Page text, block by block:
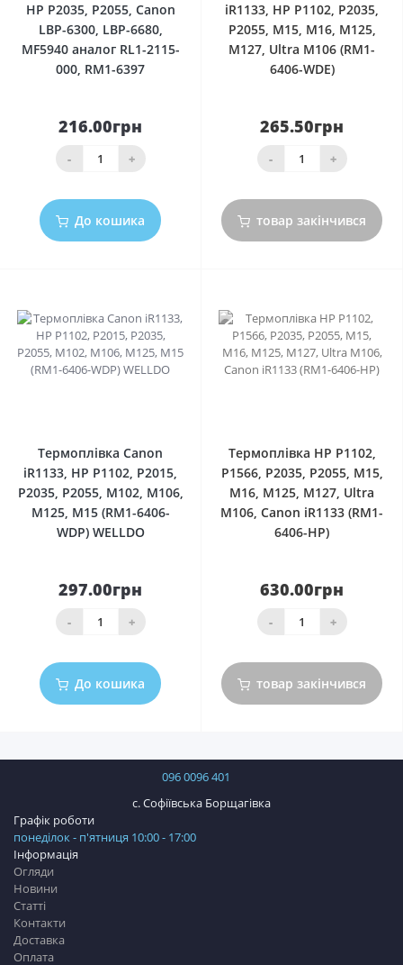
HP P2035, P2055, Canon
LBP-6300, LBP-6680,
MF5940 аналог RL1-2115-
000, RM1-6397
216.00грн
- +
До кошика
iR1133, HP P1102, P2035,
P2055, M15, M16, M125,
M127, Ultra M106 (RM1-
6406-WDE)
265.50грн
- +
товар закінчився
Термоплівка Canon
iR1133, HP P1102, P2015,
P2035, P2055, M102, M106,
M125, M15 (RM1-6406-
WDP) WELLDO
297.00грн
- +
До кошика
Термоплівка HP P1102,
P1566, P2035, P2055, M15,
M16, M125, M127, Ultra
M106, Canon iR1133 (RM1-
6406-HP)
630.00грн
- +
товар закінчився
096 0096 401
с. Софіївська Борщагівка
Інформація
Огляди
Новини
Статті
Контакти
Доставка
Оплата
Графік роботи
понеділок - п'ятниця 10:00 - 17:00